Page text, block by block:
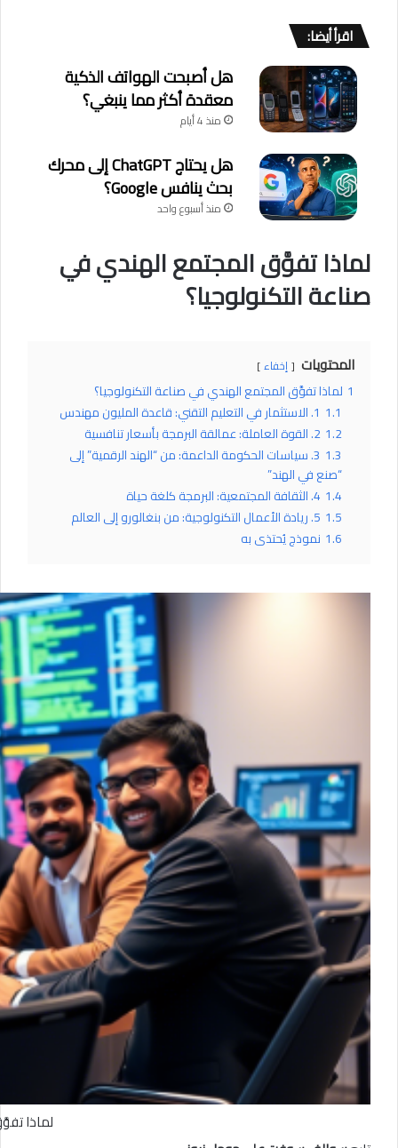
اقرأ أيضا:
هل أصبحت الهواتف الذكية
معقدة أكثر مما ينبغي؟
منذ 4 أيام
هل يحتاج ChatGPT إلى محرك
بحث ينافس Google؟
منذ أسبوع واحد
لماذا تفوَّق المجتمع الهندي في
صناعة التكنولوجيا؟
المحتويات إخفاء
1 لماذا تفوَّق المجتمع الهندي في صناعة التكنولوجيا؟
1.1 1. الاستثمار في التعليم التقني: قاعدة المليون مهندس
1.2 2. القوة العاملة: عمالقة البرمجة بأسعار تنافسية
1.3 3. سياسات الحكومة الداعمة: من “الهند الرقمية” إلى
“صنع في الهند”
1.4 4. الثقافة المجتمعية: البرمجة كلغة حياة
1.5 5. ريادة الأعمال التكنولوجية: من بنغالورو إلى العالم
1.6 نموذج يُحتذى به
لماذا